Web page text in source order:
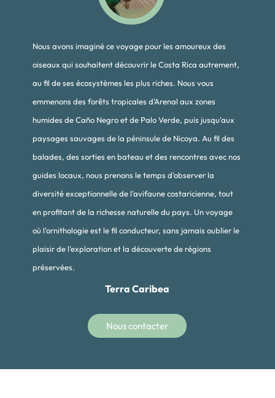
Nous avons imaginé ce voyage pour les amoureux des
oiseaux qui souhaitent découvrir le Costa Rica autrement,
au fil de ses écosystèmes les plus riches. Nous vous
emmenons des forêts tropicales d'Arenal aux zones
humides de Caño Negro et de Palo Verde, puis jusqu'aux
paysages sauvages de la péninsule de Nicoya. Au fil des
balades, des sorties en bateau et des rencontres avec nos
guides locaux, nous prenons le temps d'observer la
diversité exceptionnelle de l'avifaune costaricienne, tout
en profitant de la richesse naturelle du pays. Un voyage
où l'ornithologie est le fil conducteur, sans jamais oublier le
plaisir de l'exploration et la découverte de régions
préservées.
Terra Caribea
Nous contacter